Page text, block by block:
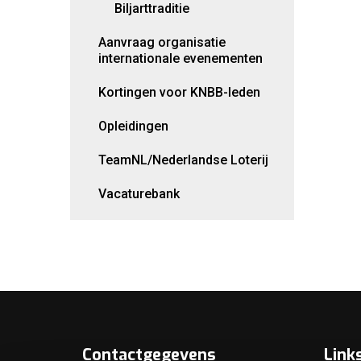
Biljarttraditie
Aanvraag organisatie
internationale evenementen
Kortingen voor KNBB-leden
Opleidingen
TeamNL/Nederlandse Loterij
Vacaturebank
Contactgegevens